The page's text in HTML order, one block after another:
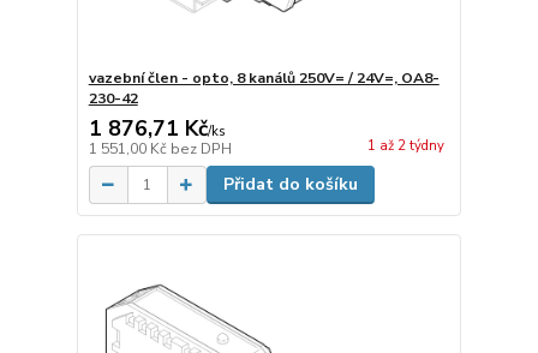
vazební člen - opto, 8 kanálů 250V= / 24V=, OA8-
230-42
1 876,71 Kč/ks
1 551,00 Kč bez DPH 1 až 2 týdny
Přidat do košíku